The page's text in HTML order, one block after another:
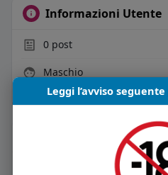
Informazioni Utente
0post
Maschio
Vive in Italia
donne
Leggi l’avviso